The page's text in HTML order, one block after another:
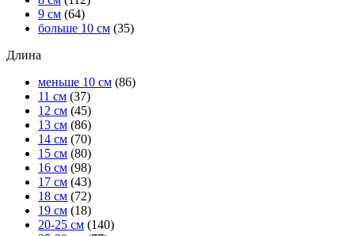
9 см (64)
больше 10 см (35)
Длина
меньше 10 см (86)
11 см (37)
12 см (45)
13 см (86)
14 см (70)
15 см (80)
16 см (98)
17 см (43)
18 см (72)
19 см (18)
20-25 см (140)